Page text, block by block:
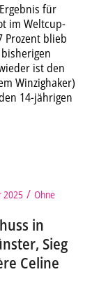
für
im Weltcup-
Prozent blieb
ist den
Winzighaker)
14-jährigen
2025 / Ohne
in
Sieg
Celine